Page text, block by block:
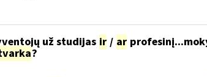
už studijas ir/ ar
?